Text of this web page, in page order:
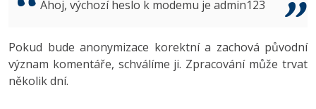
Copywriter
WordPress specialista
Algoritmy -41%
Umělá inteligence (AI) -10%
Windows
Fórum
Ahoj, výchozí heslo k modemu je admin123
Pokud bude anonymizace korektní a zachová původní
význam komentáře, schválíme ji. Zpracování může trvat
několik dní.